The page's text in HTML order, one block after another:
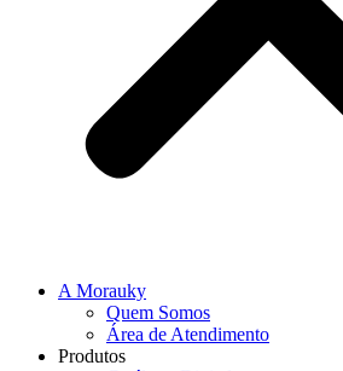
A Morauky
Quem Somos
Área de Atendimento
Produtos